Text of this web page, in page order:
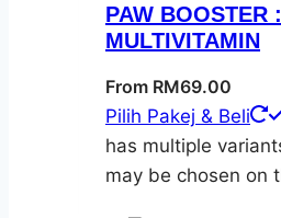
PAW BOOSTER :
MULTIVITAMIN
From RM69.00
Pilih Pakej & Beli
has multiple
may be chosen on